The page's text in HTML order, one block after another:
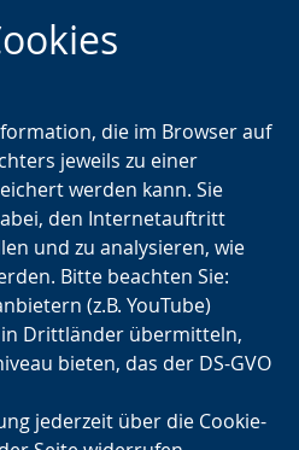
Zur
Hauptnavigation
Zur
Seitennavigation
Zum
Inhalt
die im Browser auf
jeweils zu einer
werden kann. Sie
den Internetauftritt
und zu analysieren, wie
Bitte beachten Sie:
(z.B. YouTube)
Drittländer übermitteln,
bieten, das der DS-GVO
jederzeit über die Cookie-